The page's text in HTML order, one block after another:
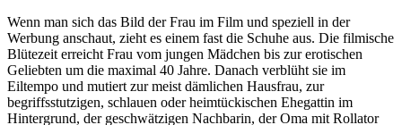
Wenn man sich das Bild der Frau im Film und speziell in der
Werbung anschaut, zieht es einem fast die Schuhe aus. Die filmische
Blütezeit erreicht Frau vom jungen Mädchen bis zur erotischen
Geliebten um die maximal 40 Jahre. Danach verblüht sie im
Eiltempo und mutiert zur meist dämlichen Hausfrau, zur
begriffsstutzigen, schlauen oder heimtückischen Ehegattin im
Hintergrund, der geschwätzigen Nachbarin, der Oma mit Rollator